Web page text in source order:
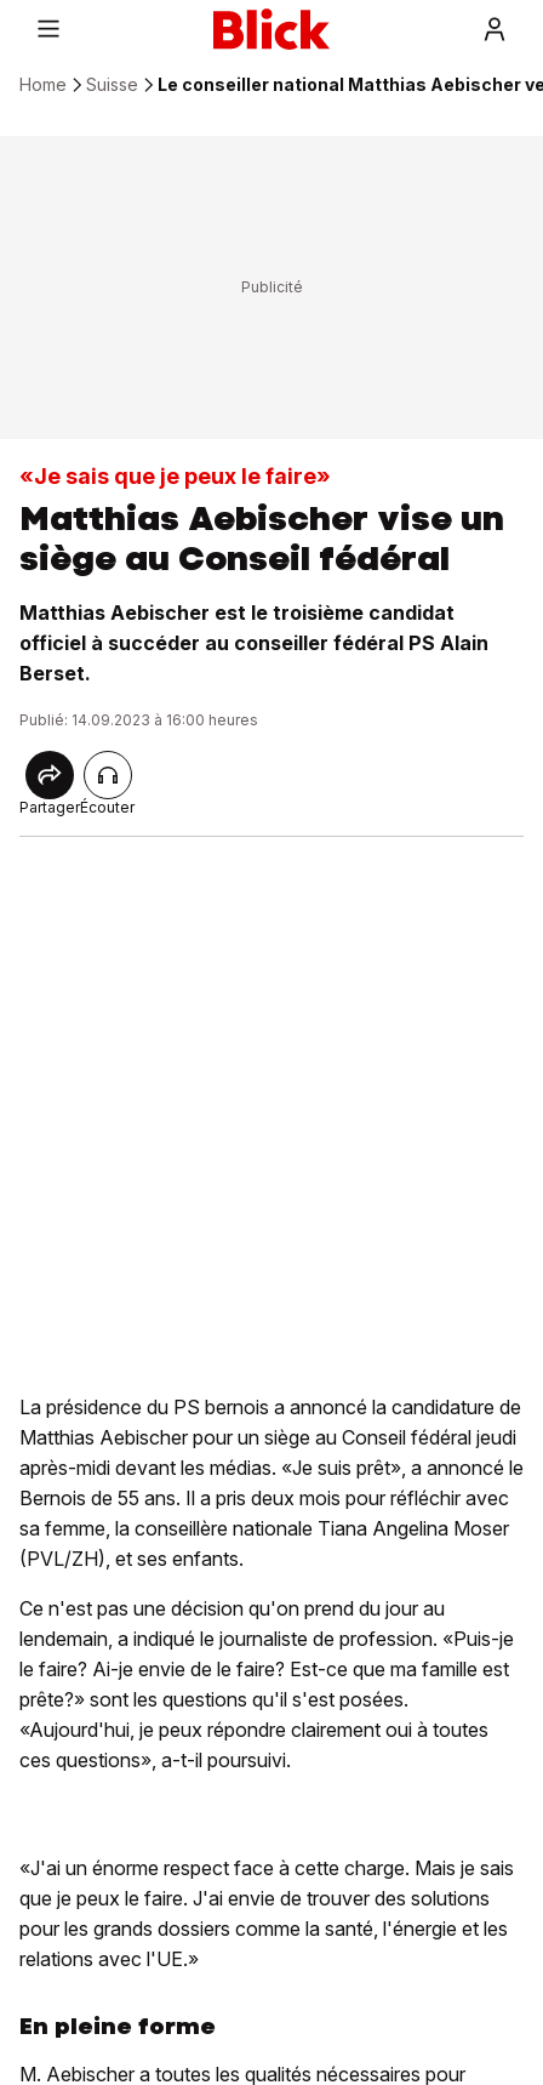
Home Suisse Le conseiller national Matthias Aebischer
«Je sais que je peux le faire»
Matthias Aebischer vise un
siège au Conseil fédéral
Matthias Aebischer est le troisième candidat
officiel à succéder au conseiller fédéral PS Alain
Berset.
Publié: 14.09.2023 à 16:00 heures
PartagerÉcouter
La présidence du PS bernois a annoncé la candidature de
Matthias Aebischer pour un siège au Conseil fédéral jeudi
après-midi devant les médias. «Je suis prêt», a annoncé le
Bernois de 55 ans. Il a pris deux mois pour réfléchir avec
sa femme, la conseillère nationale Tiana Angelina Moser
(PVL/ZH), et ses enfants.
Ce n'est pas une décision qu'on prend du jour au
lendemain, a indiqué le journaliste de profession. «Puis-je
le faire? Ai-je envie de le faire? Est-ce que ma famille est
prête?» sont les questions qu'il s'est posées.
«Aujourd'hui, je peux répondre clairement oui à toutes
ces questions», a-t-il poursuivi.
«J'ai un énorme respect face à cette charge. Mais je sais
que je peux le faire. J'ai envie de trouver des solutions
pour les grands dossiers comme la santé, l'énergie et les
relations avec l'UE.»
En pleine forme
M. Aebischer a toutes les qualités nécessaires pour